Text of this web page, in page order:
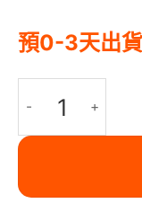
預0-3天出貨